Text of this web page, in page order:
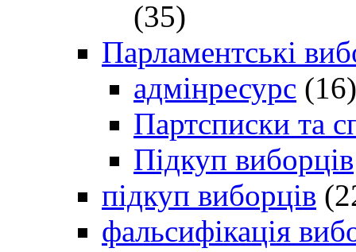
(35)
Парламентські
адмінресурс (16)
Партсписки та
Підкуп виборців
підкуп виборців
фальсифікація